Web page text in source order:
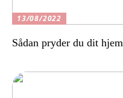
13/08/2022
Sådan pryder du dit